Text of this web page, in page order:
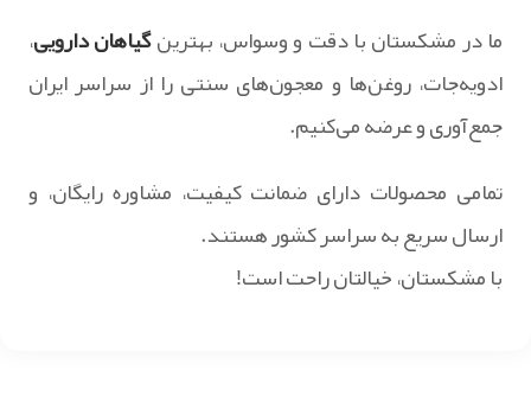
ما در مشکستان با دقت و وسواس، بهترینگیاهان دارویی،
ادویه‌جات، روغن‌ها و معجون‌های سنتی را از سراسر ایران
جمع‌آوری و عرضه می‌کنیم.
تمامی محصولات دارای ضمانت کیفیت، مشاوره رایگان، و
ارسال سریع به سراسر کشور هستند.
با مشکستان، خیالتان راحت است!